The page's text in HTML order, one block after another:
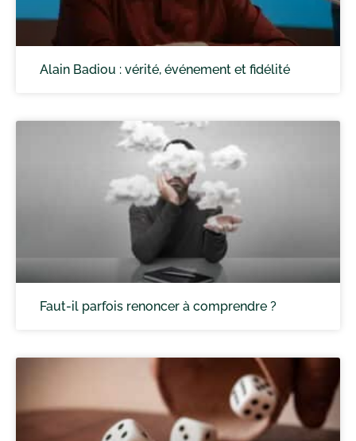
Alain Badiou : vérité, événement et fidélité
Faut-il parfois renoncer à comprendre ?